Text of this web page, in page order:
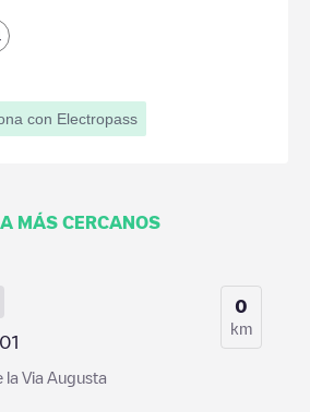
con Electropass
MÁS CERCANOS
Via Augusta
0
km